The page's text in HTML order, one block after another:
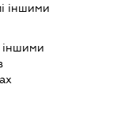
іншими
іншими